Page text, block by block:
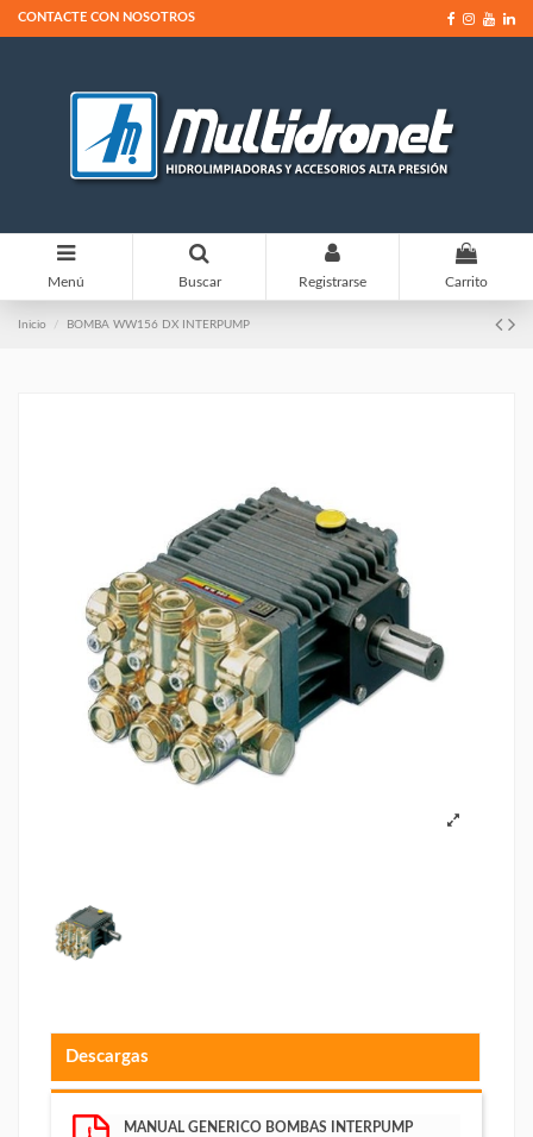
CONTACTE CON NOSOTROS
Menú Buscar Registrarse
0
Carrito
Inicio BOMBA WW156 DX INTERPUMP
Descargas
MANUAL GENERICO BOMBAS INTERPUMP